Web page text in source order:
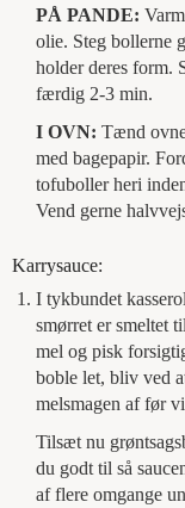
PÅ PANDE:
olie. Steg bollerne
holder deres form.
færdig 2-3 min.
I OVN: Tænd
med bagepapir.
tofuboller heri
Vend gerne
Karrysauce:
I tykbundet
smørret er smeltet
mel og pisk
boble let, bliv ved
melsmagen af før
Tilsæt nu
du godt til så
af flere omgange